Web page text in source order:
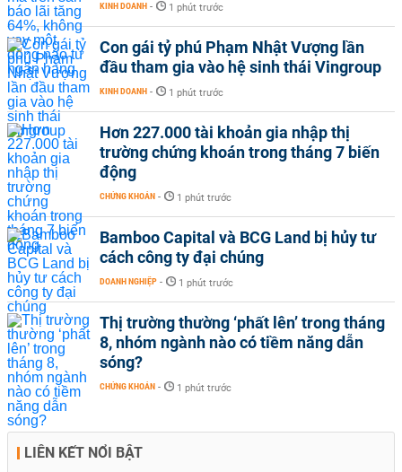
KINH DOANH - 1 phút trước
Con gái tỷ phú Phạm Nhật Vượng lần
đầu tham gia vào hệ sinh thái Vingroup
KINH DOANH - 1 phút trước
Hơn 227.000 tài khoản gia nhập thị
trường chứng khoán trong tháng 7 biến
động
CHỨNG KHOÁN - 1 phút trước
Bamboo Capital và BCG Land bị hủy tư
cách công ty đại chúng
DOANH NGHIỆP - 1 phút trước
Thị trường thường ‘phất lên’ trong tháng
8, nhóm ngành nào có tiềm năng dẫn
sóng?
CHỨNG KHOÁN - 1 phút trước
LIÊN KẾT NỔI BẬT